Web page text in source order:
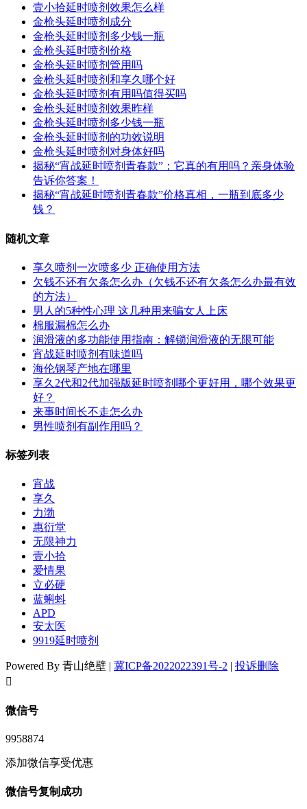
壹小拾延时喷剂效果怎么样
金枪头延时喷剂成分
金枪头延时喷剂多少钱一瓶
金枪头延时喷剂价格
金枪头延时喷剂管用吗
金枪头延时喷剂和享久哪个好
金枪头延时喷剂有用吗值得买吗
金枪头延时喷剂效果昨样
金枪头延时喷剂多少钱一瓶
金枪头延时喷剂的功效说明
金枪头延时喷剂对身体好吗
揭秘“宵战延时喷剂青春款”：它真的有用吗？亲身体验
告诉你答案！
揭秘“宵战延时喷剂青春款”价格真相，一瓶到底多少
钱？
随机文章
享久喷剂一次喷多少 正确使用方法
欠钱不还有欠条怎么办（欠钱不还有欠条怎么办最有效
的方法）
男人的5种性心理 这几种用来骗女人上床
棉服漏棉怎么办
润滑液的多功能使用指南：解锁润滑液的无限可能
宵战延时喷剂有味道吗
海伦钢琴产地在哪里
享久2代和2代加强版延时喷剂哪个更好用，哪个效果更
好？
来事时间长不走怎么办
男性喷剂有副作用吗？
标签列表
宵战
享久
力渤
惠衍堂
无限神力
壹小拾
爱情果
立必硬
蓝蝌蚪
APD
安太医
9919延时喷剂
Powered By 青山绝壁 | 冀ICP备2022022391号-2 | 投诉删除
󦘖
微信号
9958874
添加微信享受优惠
微信号复制成功